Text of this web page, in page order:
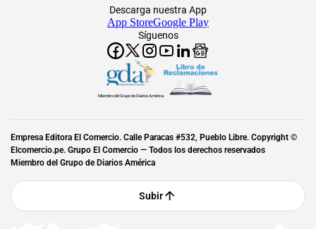
Síguenos
Descarga nuestra App
App StoreGoogle Play
Miembro del Grupo de Diarios América
Empresa Editora El Comercio. Calle Paracas #532, Pueblo Libre. Copyright ©
Elcomercio.pe. Grupo El Comercio — Todos los derechos reservados
Miembro del Grupo de Diarios América
Subir